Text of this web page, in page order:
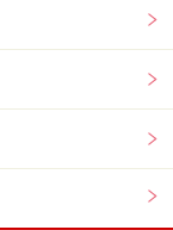
ション
ンパクト ファン